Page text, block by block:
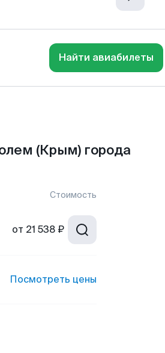
Найти авиабилеты
(Крым) города
Стоимость
от 21 538 ₽
Посмотреть цены